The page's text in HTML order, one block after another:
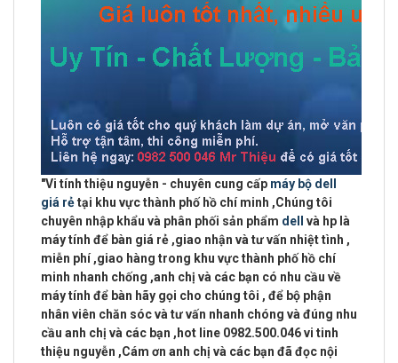
"Vi tính thiệu nguyễn - chuyên cung cấp máy bộ dell
giá rẻtại khu vựcthành phố hồ chí minh ,Chúng tôi
chuyên nhập khẩu và phân phối sản phẩm dell
và hp là
máy tính để bàn giá rẻ ,giao nhận và tư vấn nhiệt tình ,
miễn phí ,giao hàng trong khu vực thành phố hồ chí
minh nhanh chống ,anh chị và các bạn có nhu cầu về
máy tính để bàn hãy gọi cho chúng tôi , để bộ phận
nhân viên chăn sóc và tư vấn nhanh chóng và đúng nhu
cầu anh chị và các bạn , hot line 0982.500.046 vi tinh
thiệu nguyễn ,Cám ơn anh chị và các bạn đã đọc nội